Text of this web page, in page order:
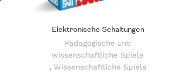
Elektronische Schaltungen
Pädagogische und
wissenschaftliche Spiele
, Wissenschaftliche Spiele